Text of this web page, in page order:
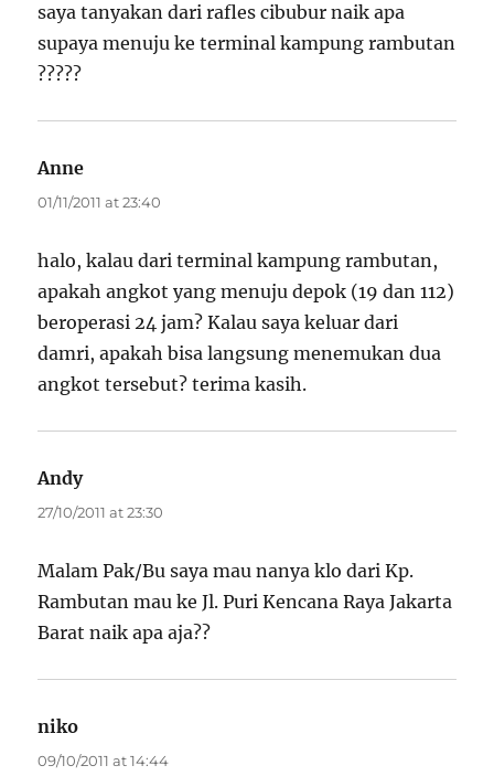
saya tanyakan dari rafles cibubur naik apa
supaya menuju ke terminal kampung rambutan
?????
Anne
01/11/2011 at 23:40
halo, kalau dari terminal kampung rambutan,
apakah angkot yang menuju depok (19 dan 112)
beroperasi 24 jam? Kalau saya keluar dari
damri, apakah bisa langsung menemukan dua
angkot tersebut? terima kasih.
Andysays:
27/10/2011 at 23:30
Malam Pak/Bu saya mau nanya klo dari Kp.
Rambutan mau ke Jl. Puri Kencana Raya Jakarta
Barat naik apa aja??
niko
09/10/2011 at 14:44